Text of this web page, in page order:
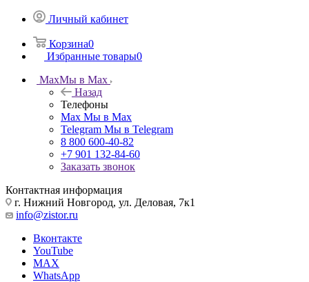
Личный кабинет
Корзина0
Избранные товары0
MaxМы в Max
Назад
Телефоны
Max Мы в Max
Telegram Мы в Telegram
8 800 600-40-82
+7 901 132-84-60
Заказать звонок
Контактная информация
г. Нижний Новгород, ул. Деловая, 7к1
info@zistor.ru
Вконтакте
YouTube
MAX
WhatsApp